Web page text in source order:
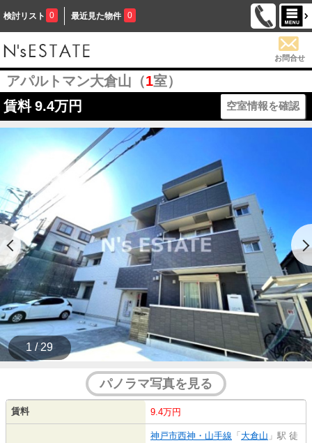
検討リスト 0 最近見た物件 0
お問合せ
アパルトマン大倉山（1室）
賃料 9.4万円 空室情報を確認
1 / 29
パノラマ写真を見る
賃料 9.4万円
神戸市西神・山手線 「 大倉山 」駅 徒